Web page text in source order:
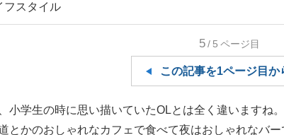
成できなかったからと言って…」サッカー日本代表・森保一監
フスタイル
5/5 ページ目
この記事を1ページ目か
小学生の時に思い描いていたOLとは全く違いますね
とかのおしゃれなカフェで食べて夜はおしゃれなバ